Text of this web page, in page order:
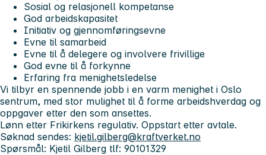
Sosial og relasjonell kompetanse
God arbeidskapasitet
Initiativ og gjennomføringsevne
Evne til samarbeid
Evne til å delegere og involvere frivillige
God evne til å forkynne
Erfaring fra menighetsledelse
Vi tilbyr en spennende jobb i en varm menighet i Oslo
sentrum, med stor mulighet til å forme arbeidshverdag og
oppgaver etter den som ansettes.
Lønn etter Frikirkens regulativ. Oppstart etter avtale.
Søknad sendes: kjetil.gilberg@kraftverket.no
Spørsmål: Kjetil Gilberg tlf: 90101329